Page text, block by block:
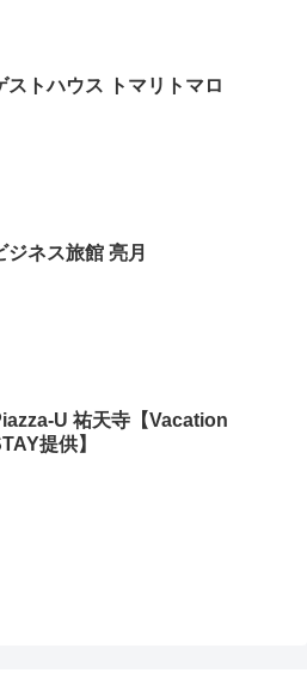
ストハウス トマリトマロ
ジネス旅館 亮月
U 祐天寺【Vacation
提供】